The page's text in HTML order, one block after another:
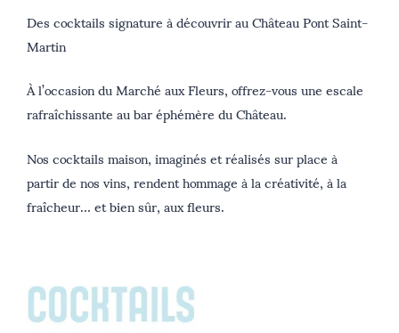
Des cocktails signature à découvrir au Château Pont Saint-
Martin
À l’occasion du Marché aux Fleurs, offrez-vous une escale
rafraîchissante au bar éphémère du Château.
Nos cocktails maison, imaginés et réalisés sur place à
partir de nos vins, rendent hommage à la créativité, à la
fraîcheur… et bien sûr, aux fleurs.